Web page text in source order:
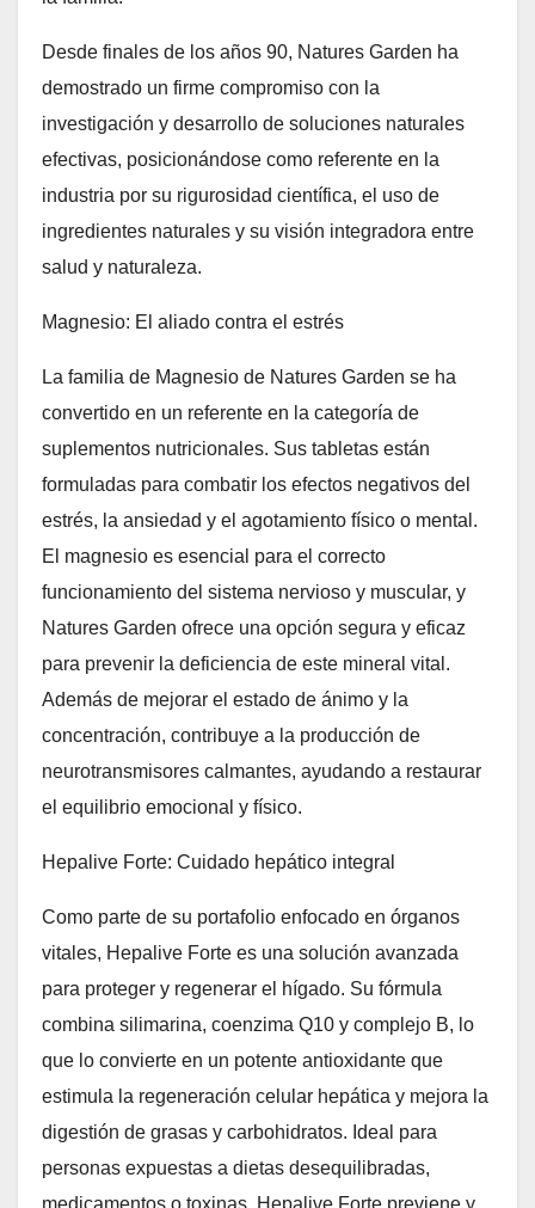
Desde finales de los años 90, Natures Garden ha
demostrado un firme compromiso con la
investigación y desarrollo de soluciones naturales
efectivas, posicionándose como referente en la
industria por su rigurosidad científica, el uso de
ingredientes naturales y su visión integradora entre
salud y naturaleza.
Magnesio: El aliado contra el estrés
La familia de Magnesio de Natures Garden se ha
convertido en un referente en la categoría de
suplementos nutricionales. Sus tabletas están
formuladas para combatir los efectos negativos del
estrés, la ansiedad y el agotamiento físico o mental.
El magnesio es esencial para el correcto
funcionamiento del sistema nervioso y muscular, y
Natures Garden ofrece una opción segura y eficaz
para prevenir la deficiencia de este mineral vital.
Además de mejorar el estado de ánimo y la
concentración, contribuye a la producción de
neurotransmisores calmantes, ayudando a restaurar
el equilibrio emocional y físico.
Hepalive Forte: Cuidado hepático integral
Como parte de su portafolio enfocado en órganos
vitales, Hepalive Forte es una solución avanzada
para proteger y regenerar el hígado. Su fórmula
combina silimarina, coenzima Q10 y complejo B, lo
que lo convierte en un potente antioxidante que
estimula la regeneración celular hepática y mejora la
digestión de grasas y carbohidratos. Ideal para
personas expuestas a dietas desequilibradas,
medicamentos o toxinas, Hepalive Forte previene y